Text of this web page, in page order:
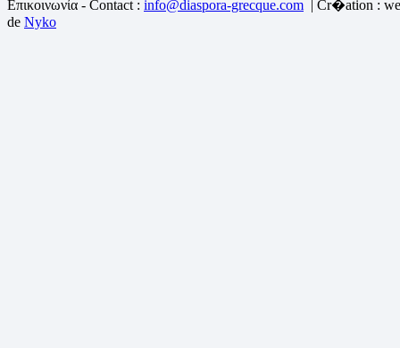
Επικοινωνία - Contact : info@diaspora-grecque.com | Cr�ation :
de Nyko